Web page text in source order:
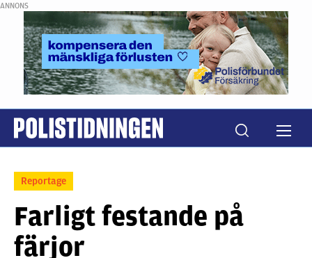
ANNONS
Reportage
Farligt festande på
färjor